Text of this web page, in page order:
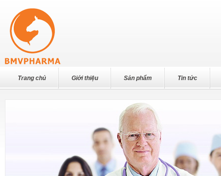
Trang chủ Giới thiệu Sản phẩm Tin tức
máu não. Tăng cường trí
nhớ,phát triển khả năng nhạy bén
tư duy
Giải tỏa nỗi lo cho phụ nữ thường
xuyên trang điểm – Ngăn ngừa
tích lũy và đào thải kim loại nặng
trong cơ thể đặc hiệu (As, Cd,